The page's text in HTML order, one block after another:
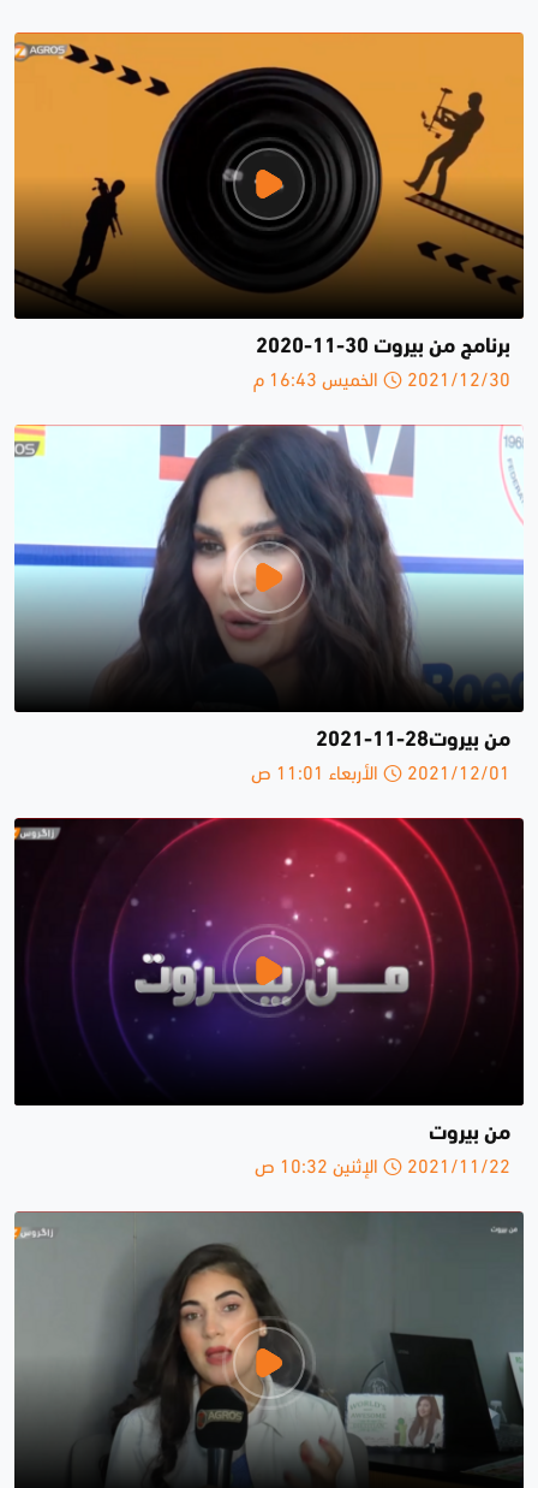
برنامج من بيروت 30-11-2020
2021/12/30 الخميس 16:43 م
من بيروت28-11-2021
2021/12/01 الأربعاء 11:01 ص
من بيروت
2021/11/22 الإثنين 10:32 ص